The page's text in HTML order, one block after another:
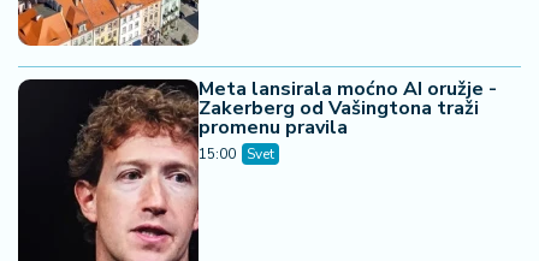
Meta lansirala moćno AI oružje -
Zakerberg od Vašingtona traži
promenu pravila
15:00 Svet